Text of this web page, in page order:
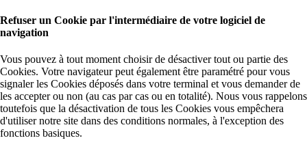
Refuser un Cookie par l'intermédiaire de votre logiciel de
navigation
Vous pouvez à tout moment choisir de désactiver tout ou partie des
Cookies. Votre navigateur peut également être paramétré pour vous
signaler les Cookies déposés dans votre terminal et vous demander de
les accepter ou non (au cas par cas ou en totalité). Nous vous rappelons
toutefois que la désactivation de tous les Cookies vous empêchera
d'utiliser notre site dans des conditions normales, à l'exception des
fonctions basiques.